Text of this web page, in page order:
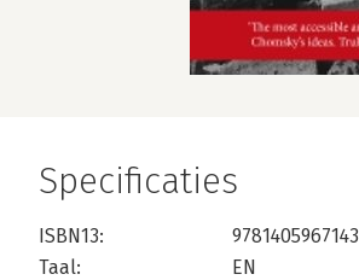
Specificaties
ISBN13:
9781405967143
Taal:
EN